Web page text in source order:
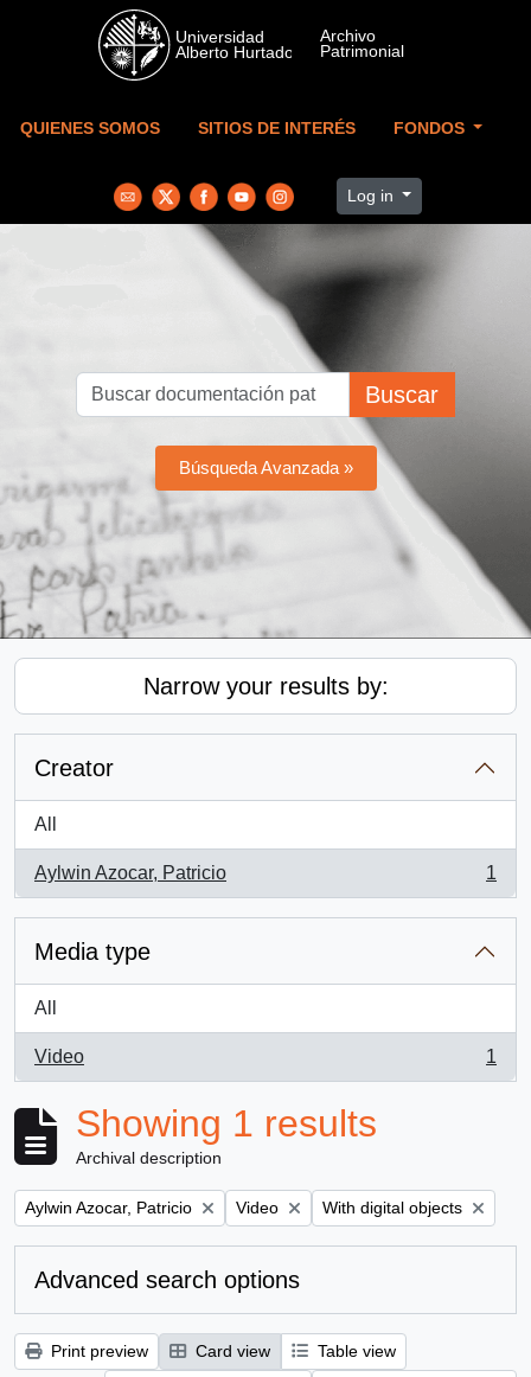
Skip to main content
QUIENES SOMOS SITIOS DE INTERÉS FONDOS
Log in
Buscar
Búsqueda Avanzada »
Narrow your results by:
Creator
All
Aylwin Azocar, Patricio
, 1 results
1
Media type
All
Video
, 1 results
1
Showing 1 results
Archival description
Remove filter:
Aylwin Azocar, Patricio Remove filter:
Video Remove filter:
With digital objects
Advanced search options
Print preview Card view
Table view